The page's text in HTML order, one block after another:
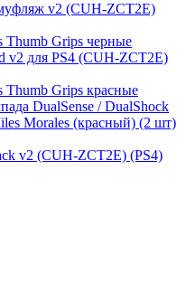
v2 (CUH-ZCT2E)
Grips черные
v2 для PS4 (CUH-ZCT2E)
Grips красные
DualSense / DualShock
Morales (красный) (2 шт)
v2 (CUH-ZCT2E) (PS4)